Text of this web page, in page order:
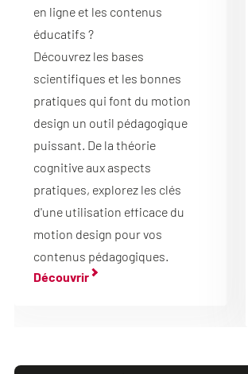
en ligne et les contenus
éducatifs ?
Découvrez les bases
scientifiques et les bonnes
pratiques qui font du motion
design un outil pédagogique
puissant. De la théorie
cognitive aux aspects
pratiques, explorez les clés
d'une utilisation efficace du
motion design pour vos
contenus pédagogiques.
Découvrir